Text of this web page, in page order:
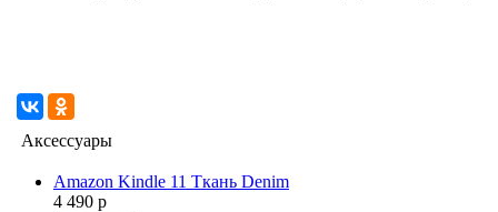
Аксессуары
Amazon Kindle 11 Ткань Denim
4 490 р